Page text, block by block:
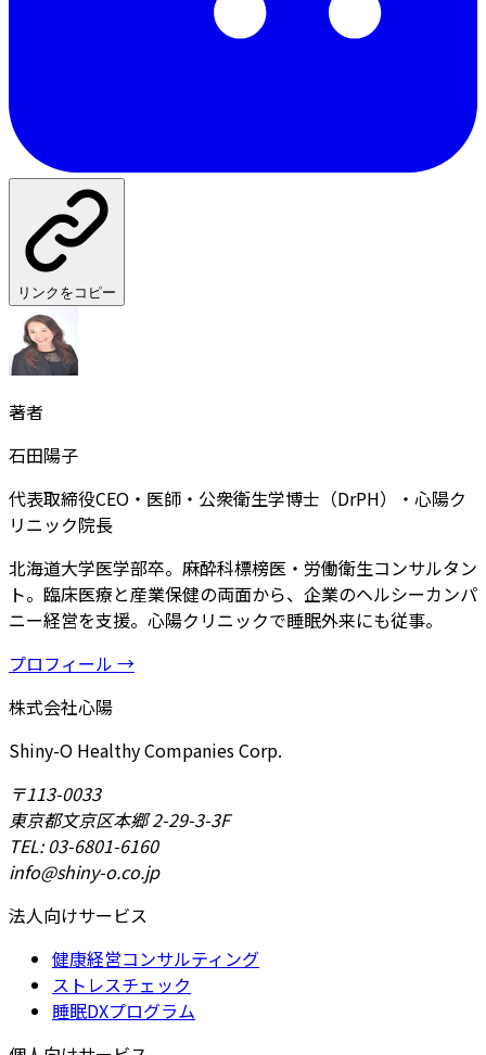
リンクをコピー
著者
石田陽子
代表取締役CEO・医師・公衆衛生学博士（DrPH）・心陽ク
リニック院長
北海道大学医学部卒。麻酔科標榜医・労働衛生コンサルタン
ト。臨床医療と産業保健の両面から、企業のヘルシーカンパ
ニー経営を支援。心陽クリニックで睡眠外来にも従事。
プロフィール →
株式会社心陽
Shiny-O Healthy Companies Corp.
〒113-0033
東京都文京区本郷 2-29-3-3F
TEL: 03-6801-6160
info@shiny-o.co.jp
法人向けサービス
健康経営コンサルティング
ストレスチェック
睡眠DXプログラム